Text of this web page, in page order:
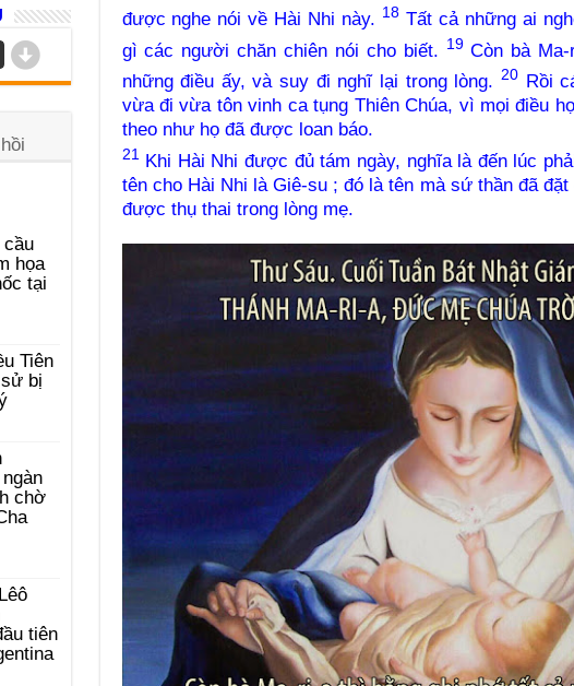
được nghe nói về Hài Nhi này. 18 Tất cả những ai
gì các người chăn chiên nói cho biết. 19Còn bà Ma-
những điều ấy, và suy đi nghĩ lại trong lòng. 20Rồi
vừa đi vừa tôn vinh ca tụng Thiên Chúa, vì mọi điều
theo như họ đã được loan báo.
21Khi Hài Nhi được đủ tám ngày, nghĩa là đến lúc
tên cho Hài Nhi là Giê-su ; đó là tên mà sứ thần đã
được thụ thai trong lòng mẹ.
d
cầu
họa
tại
Tiên
bị
chờ
tiên